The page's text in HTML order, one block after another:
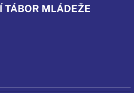
TÁBOR MLÁDEŽE